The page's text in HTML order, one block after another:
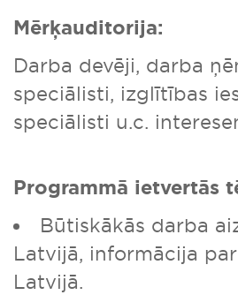
Mērķauditorija:
Darba devēji, darba
speciālisti, izglītības
speciālisti u.c.
Programmā ietvertās
Būtiskākās darba
Latvijā, informācija
Latvijā.